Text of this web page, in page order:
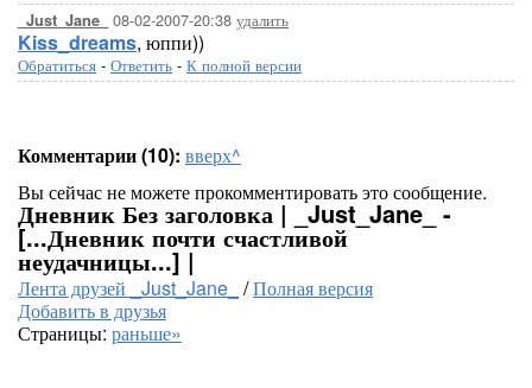
_Just_Jane_ 08-02-2007-20:38 удалить
Kiss_dreams, юппи))
Обратиться - Ответить - К полной версии
Комментарии (10): вверх^
Вы сейчас не можете прокомментировать это сообщение.
Дневник Без заголовка | _Just_Jane_ -
[...Дневник почти счастливой
неудачницы...] |
Лента друзей _Just_Jane_ /Полная версия
Добавить в друзья
Страницы: раньше»